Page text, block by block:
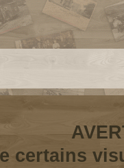
certains